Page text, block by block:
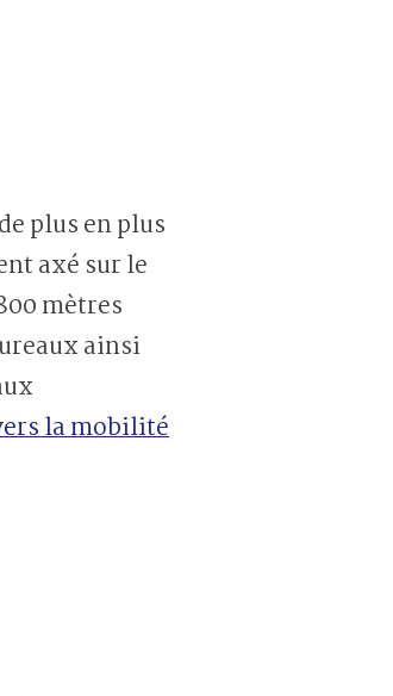
plus en plus
axé sur le
mètres
ainsi
la mobilité